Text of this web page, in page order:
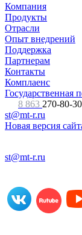
Компания
Продукты
Отрасли
Опыт внедрений
Поддержка
Партнерам
Контакты
Комплаенс
Государственная
8 863 270-80-30
st@mt-r.ru
Новая версия
st@mt-r.ru